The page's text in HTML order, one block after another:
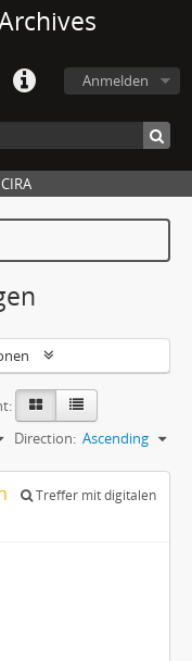
Anmelden
Direction: Ascending
Treffer mit digitalen